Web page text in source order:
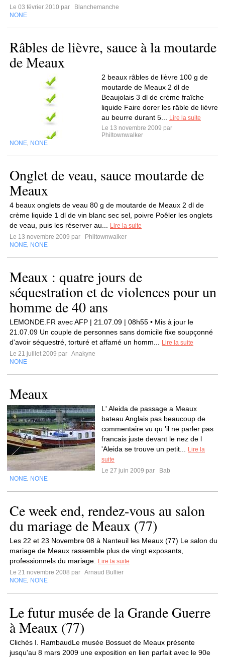
Le 03 février 2010 par
Blanchemanche
NONE
Râbles de lièvre, sauce à la moutarde
de Meaux
2 beaux râbles de lièvre 100 g de
moutarde de Meaux 2 dl de
Beaujolais 3 dl de crème fraîche
liquide Faire dorer les râble de lièvre
au beurre durant 5...
Lire la suite
Le 13 novembre 2009 par
Philtownwalker
NONE NONE
Onglet de veau, sauce moutarde de
Meaux
4 beaux onglets de veau 80 g de moutarde de Meaux 2 dl de
crème liquide 1 dl de vin blanc sec sel, poivre Poêler les onglets
de veau, puis les réserver au...
Lire la suite
Le 13 novembre 2009 par
Philtownwalker
NONE NONE
Meaux : quatre jours de
séquestration et de violences pour un
homme de 40 ans
LEMONDE.FR avec AFP | 21.07.09 | 08h55 • Mis à jour le
21.07.09 Un couple de personnes sans domicile fixe soupçonné
d'avoir séquestré, torturé et affamé un homm...
Lire la suite
Le 21 juillet 2009 par Anakyne
NONE
Meaux
L' Aleida de passage a Meaux
bateau Anglais pas beaucoup de
commentaire vu qu 'il ne parler pas
francais juste devant le nez de l
'Aleida se trouve un petit...
Lire la
suite
Le 27 juin 2009 par
Bab
NONE NONE
Ce week end, rendez-vous au salon
du mariage de Meaux (77)
Les 22 et 23 Novembre 08 à Nanteuil les Meaux (77) Le salon du
mariage de Meaux rassemble plus de vingt exposants,
professionnels du mariage.
Lire la suite
Le 21 novembre 2008 par Arnaud Bullier
NONE NONE
Le futur musée de la Grande Guerre
à Meaux (77)
Clichés I. RambaudLe musée Bossuet de Meaux présente
jusqu'au 8 mars 2009 une exposition en lien parfait avec le 90e